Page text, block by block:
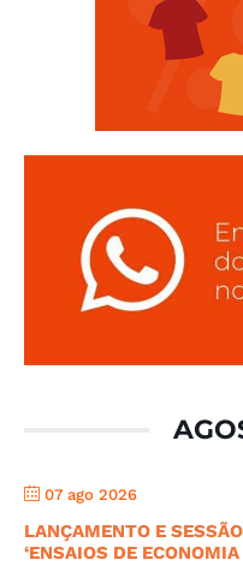
07 ago 2026
LANÇAMENTO E
‘ENSAIOS DE